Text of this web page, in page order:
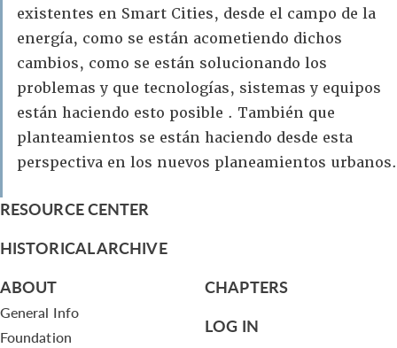
existentes en Smart Cities, desde el campo de la
energía, como se están acometiendo dichos
cambios, como se están solucionando los
problemas y que tecnologías, sistemas y equipos
están haciendo esto posible . También que
planteamientos se están haciendo desde esta
perspectiva en los nuevos planeamientos urbanos.
RESOURCE CENTER
HISTORICAL ARCHIVE
ABOUT
General Info
Foundation
CHAPTERS
LOG IN